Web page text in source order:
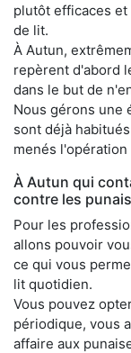
plutôt efficaces
de lit.
À Autun,
repèrent d'abord
dans le but de
Nous gérons une
sont déjà
menés
À Autun qui
contre les
Pour les
allons pouvoir
ce qui vous
lit quotidien.
Vous pouvez
périodique, vous
affaire aux